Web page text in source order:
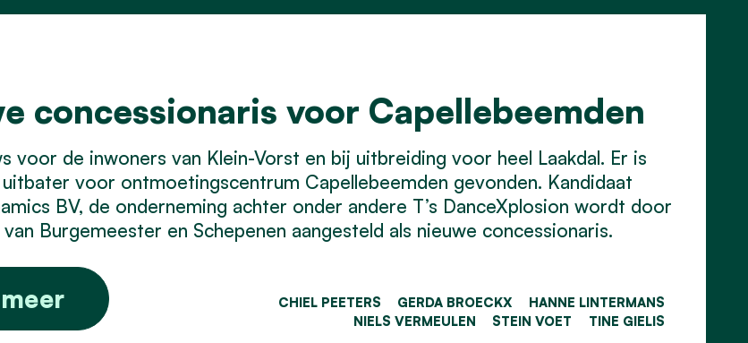
concessionaris voor Capellebeemden
voor de inwoners van Klein-Vorst en bij uitbreiding voor heel Laakdal. Er is
voor ontmoetingscentrum Capellebeemden gevonden. Kandidaat
BV, de onderneming achter onder andere T’s DanceXplosion wordt door
Burgemeester en Schepenen aangesteld als nieuwe concessionaris.
CHIEL PEETERS GERDA BROECKX
HANNE LINTERMANS
NIELS VERMEULEN
STEIN VOET TINE GIELIS